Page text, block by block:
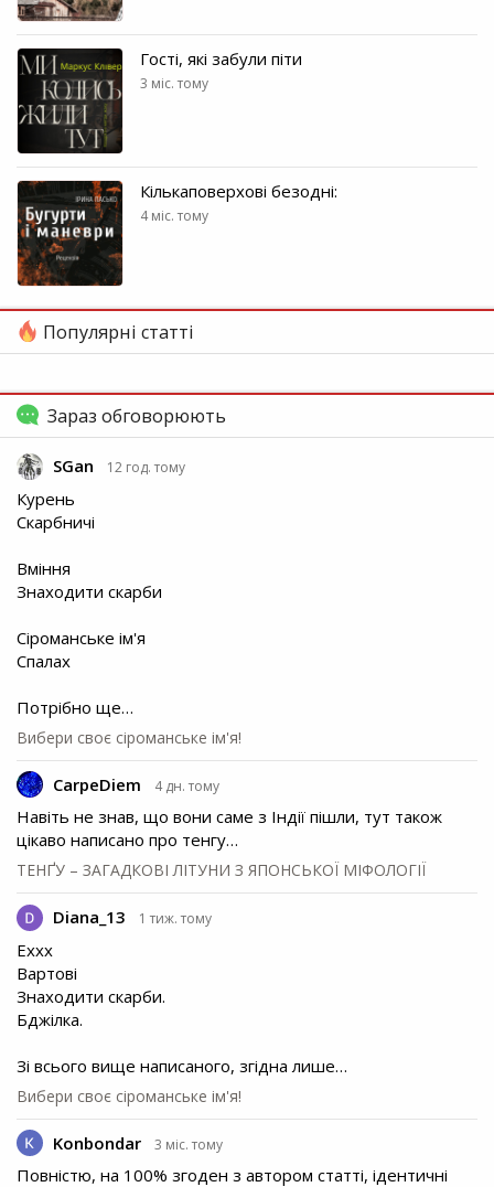
Гості, які забули піти
3 міс. тому
Кількаповерхові безодні:
4 міс. тому
Популярні статті
Зараз обговорюють
SGan 12 год. тому
Курень
Скарбничі
Вміння
Знаходити скарби
Сіроманське ім'я
Спалах
Потрібно ще…
Вибери своє сіроманське ім'я!
CarpeDiem 4 дн. тому
Навіть не знав, що вони саме з Індії пішли, тут також
цікаво написано про тенгу…
ТЕНҐУ – ЗАГАДКОВІ ЛІТУНИ З ЯПОНСЬКОЇ МІФОЛОГІЇ
Diana_13 1 тиж. тому
Еххх
Вартові
Знаходити скарби.
Бджілка.
Зі всього вище написаного, згідна лише…
Вибери своє сіроманське ім'я!
Konbondar 3 міс. тому
Повністю, на 100% згоден з автором статті, ідентичні